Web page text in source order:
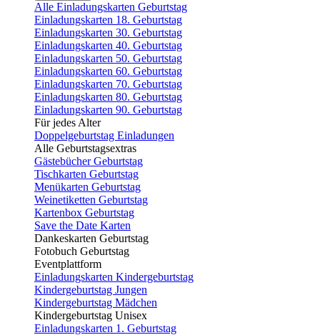
Alle Einladungskarten Geburtstag
Einladungskarten 18. Geburtstag
Einladungskarten 30. Geburtstag
Einladungskarten 40. Geburtstag
Einladungskarten 50. Geburtstag
Einladungskarten 60. Geburtstag
Einladungskarten 70. Geburtstag
Einladungskarten 80. Geburtstag
Einladungskarten 90. Geburtstag
Für jedes Alter
Doppelgeburtstag Einladungen
Alle Geburtstagsextras
Gästebücher Geburtstag
Tischkarten Geburtstag
Menükarten Geburtstag
Weinetiketten Geburtstag
Kartenbox Geburtstag
Save the Date Karten
Dankeskarten Geburtstag
Fotobuch Geburtstag
Eventplattform
Einladungskarten Kindergeburtstag
Kindergeburtstag Jungen
Kindergeburtstag Mädchen
Kindergeburtstag Unisex
Einladungskarten 1. Geburtstag